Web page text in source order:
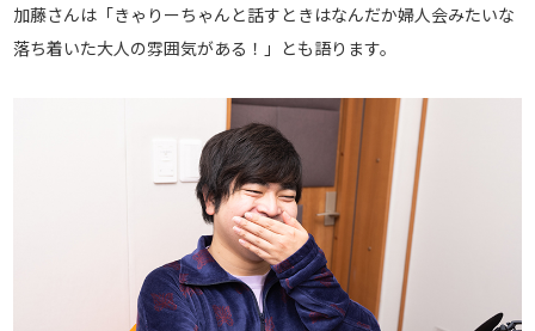
加藤さんは「きゃりーちゃんと話すときはなんだか婦人会みたいな
落ち着いた大人の雰囲気がある！」とも語ります。